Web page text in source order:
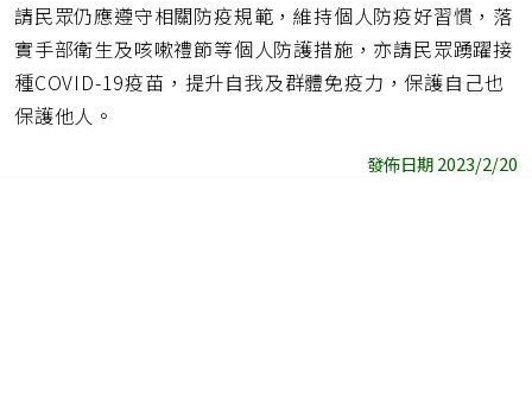
請民眾仍應遵守相關防疫規範，維持個人防疫好習慣，落
實手部衛生及咳嗽禮節等個人防護措施，亦請民眾踴躍接
種COVID-19疫苗，提升自我及群體免疫力，保護自己也
保護他人。
發佈日期 2023/2/20